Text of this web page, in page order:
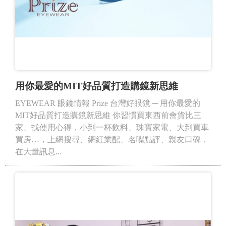
用你最愛的MIT好品質打造購鏡新思維
EYEWEAR 眼鏡情報 Prize 台灣好眼鏡 ─ 用你最愛的
MIT好品質打造購鏡新思維 你習慣買東西前會貨比三
家、找使用心得，小到一杯飲料、珠寶家電、大到買車
買房…，上網搜尋、網紅業配、名嘴點評、親友口碑，
在大量訊息...